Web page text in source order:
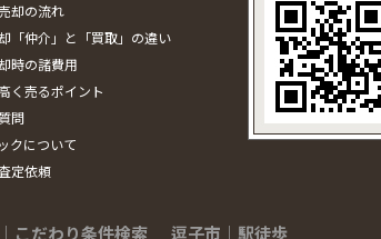
却の流れ
「仲介」と「買取」の違い
時の諸費用
く売るポイント
問
クについて
定依頼
こだわり条件検索 逗子市｜駅徒歩